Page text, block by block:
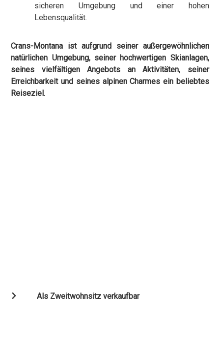
sicheren Umgebung und einer hohen
Lebensqualität.
Crans-Montana ist aufgrund seiner außergewöhnlichen
natürlichen Umgebung, seiner hochwertigen Skianlagen,
seines vielfältigen Angebots an Aktivitäten, seiner
Erreichbarkeit und seines alpinen Charmes ein beliebtes
Reiseziel.
Als Zweitwohnsitz verkaufbar